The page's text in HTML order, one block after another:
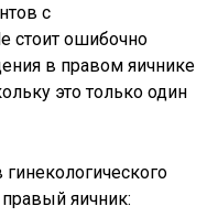
с
стоит ошибочно
в правом яичнике
это только один
правый яичник: